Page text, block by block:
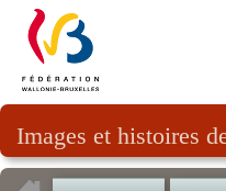
Images et histoires